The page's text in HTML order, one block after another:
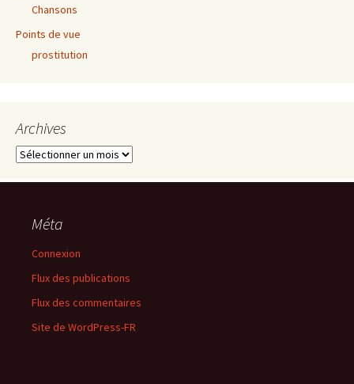
Chansons
Points de vue
prostitution
Archives
Archives
Méta
Connexion
Flux des publications
Flux des commentaires
Site de WordPress-FR